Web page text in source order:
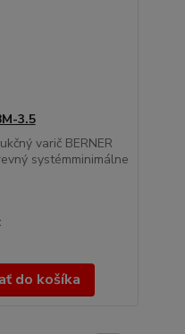
3.5
varič BERNER
systémminimálne
do košíka